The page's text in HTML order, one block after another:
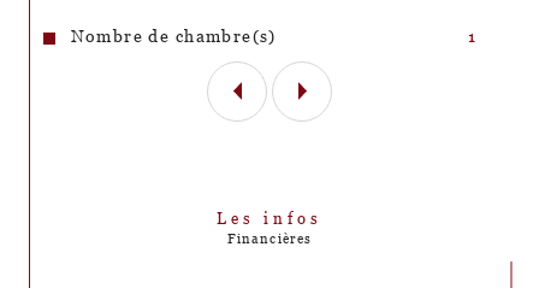
Nombre de chambre(s) 1
Les infos
Financières